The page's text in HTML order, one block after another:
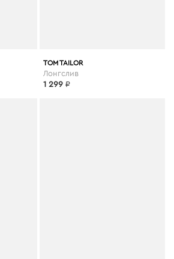
TOM TAILOR
Лонгслив
1 299 ₽